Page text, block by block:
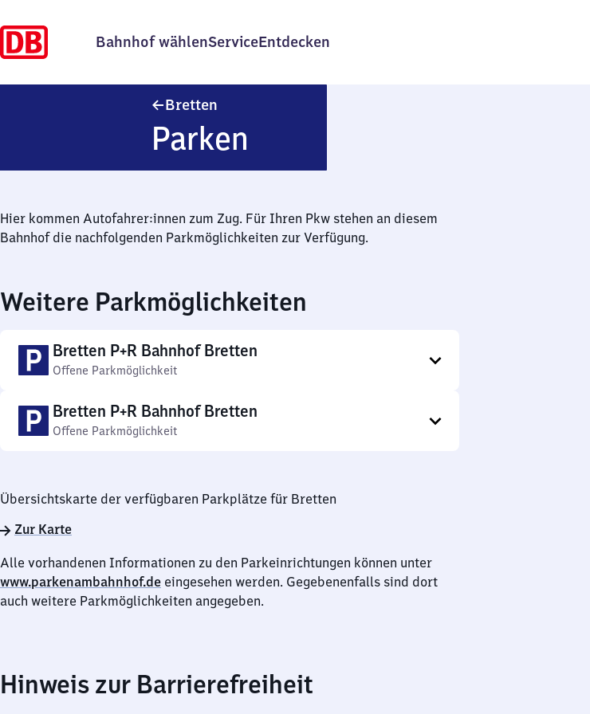
Bahnhof wählenServiceEntdecken
Bretten
Parken
Hier kommen Autofahrer:innen zum Zug. Für Ihren Pkw stehen an diesem
Bahnhof die nachfolgenden Parkmöglichkeiten zur Verfügung.
Weitere Parkmöglichkeiten
Bretten P+R Bahnhof Bretten
Offene Parkmöglichkeit
Bretten P+R Bahnhof Bretten
Offene Parkmöglichkeit
Übersichtskarte der verfügbaren Parkplätze für Bretten
Zur Karte
Alle vorhandenen Informationen zu den Parkeinrichtungen können unter
www.parkenambahnhof.de eingesehen werden. Gegebenenfalls sind dort
auch weitere Parkmöglichkeiten angegeben.
Hinweis zur Barrierefreiheit